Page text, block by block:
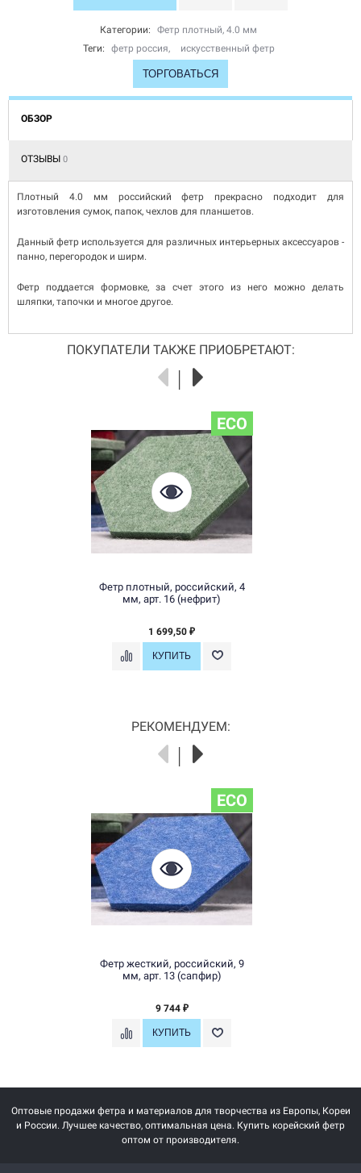
Категории:
Фетр плотный, 4.0 мм
Теги:
фетр россия, искусственный фетр
ТОРГОВАТЬСЯ
ОБЗОР
ОТЗЫВЫ 0
Плотный 4.0 мм российский фетр прекрасно подходит для
изготовления сумок, папок, чехлов для планшетов.
Данный фетр используется для различных интерьерных аксессуаров -
панно, перегородок и ширм.
Фетр поддается формовке, за счет этого из него можно делать
шляпки, тапочки и многое другое.
ПОКУПАТЕЛИ ТАКЖЕ ПРИОБРЕТАЮТ:
ECO
Фетр плотный, российский, 4
мм, арт. 16 (нефрит)
1 699,50 ₽
РЕКОМЕНДУЕМ:
ECO
Фетр жесткий, российский, 9
мм, арт. 13 (сапфир)
9 744 ₽
Оптовые продажи фетра и материалов для творчества из Европы, Кореи
и России. Лучшее качество, оптимальная цена. Купить корейский фетр
оптом от производителя.